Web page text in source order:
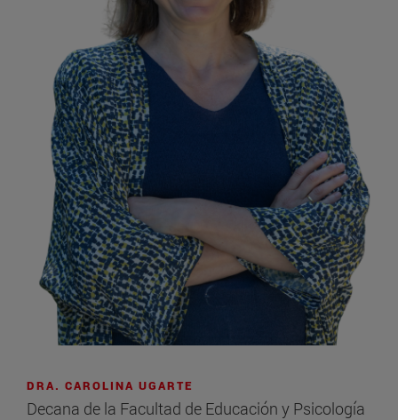
DRA. CAROLINA UGARTE
Decana de la Facultad de Educación y Psicología